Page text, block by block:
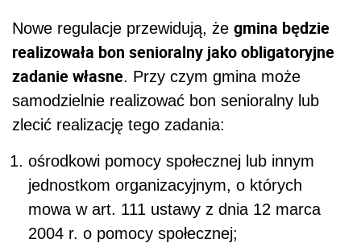
Nowe regulacje przewidują, że gmina będzie
realizowała bon senioralny jako obligatoryjne
zadanie własne. Przy czym gmina może
samodzielnie realizować bon senioralny lub
zlecić realizację tego zadania:
ośrodkowi pomocy społecznej lub innym
jednostkom organizacyjnym, o których
mowa w art. 111 ustawy z dnia 12 marca
2004 r. o pomocy społecznej;